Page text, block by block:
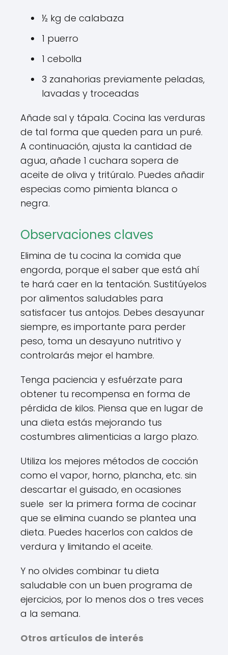
½ kg de calabaza
1 puerro
1 cebolla
3 zanahorias previamente peladas,
lavadas y troceadas
Añade sal y tápala. Cocina las verduras
de tal forma que queden para un puré.
A continuación, ajusta la cantidad de
agua, añade 1 cuchara sopera de
aceite de oliva y tritúralo. Puedes añadir
especias como pimienta blanca o
negra.
Observaciones claves
Elimina de tu cocina la comida que
engorda, porque el saber que está ahí
te hará caer en la tentación. Sustitúyelos
por alimentos saludables para
satisfacer tus antojos. Debes desayunar
siempre, es importante para perder
peso, toma un desayuno nutritivo y
controlarás mejor el hambre.
Tenga paciencia y esfuérzate para
obtener tu recompensa en forma de
pérdida de kilos. Piensa que en lugar de
una dieta estás mejorando tus
costumbres alimenticias a largo plazo.
Utiliza los mejores métodos de cocción
como el vapor, horno, plancha, etc. sin
descartar el guisado, en ocasiones
suele ser la primera forma de cocinar
que se elimina cuando se plantea una
dieta. Puedes hacerlos con caldos de
verdura y limitando el aceite.
Y no olvides combinar tu dieta
saludable con un buen programa de
ejercicios, por lo menos dos o tres veces
a la semana.
Otros artículos de interés